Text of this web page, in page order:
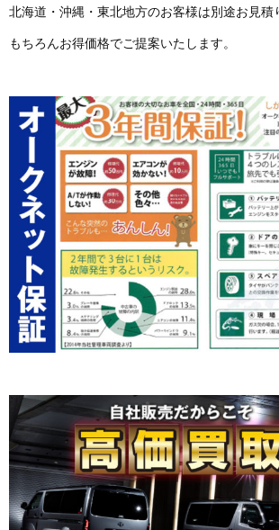
北海道・沖縄・東北地方のお客様は別途お見積
もちろんお得価格でご提案いたします。